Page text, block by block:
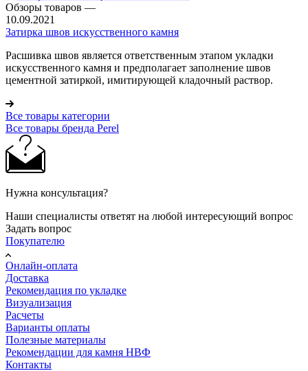
Обзоры товаров —
10.09.2021
Затирка швов искусственного камня
Расшивка швов является ответственным этапом укладки
искусственного камня и предполагает заполнение швов
цементной затиркой, имитирующей кладочный раствор.
Все товары категории
Все товары бренда Perel
Нужна консультация?
Наши специалисты ответят на любой интересующий вопрос
Задать вопрос
Покупателю
Онлайн-оплата
Доставка
Рекомендация по укладке
Визуализация
Расчеты
Варианты оплаты
Полезные материалы
Рекомендации для камня НВФ
Контакты